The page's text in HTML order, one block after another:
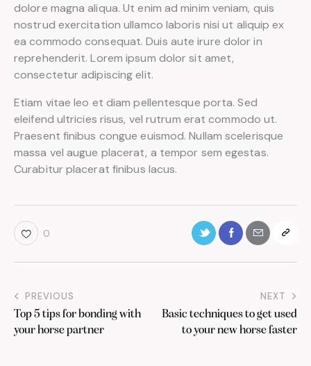
dolore magna aliqua. Ut enim ad minim veniam, quis
nostrud exercitation ullamco laboris nisi ut aliquip ex
ea commodo consequat. Duis aute irure dolor in
reprehenderit. Lorem ipsum dolor sit amet,
consectetur adipiscing elit.
Etiam vitae leo et diam pellentesque porta. Sed
eleifend ultricies risus, vel rutrum erat commodo ut.
Praesent finibus congue euismod. Nullam scelerisque
massa vel augue placerat, a tempor sem egestas.
Curabitur placerat finibus lacus.
0
PREVIOUS
Top 5 tips for bonding with
your horse partner
NEXT
Basic techniques to get used
to your new horse faster